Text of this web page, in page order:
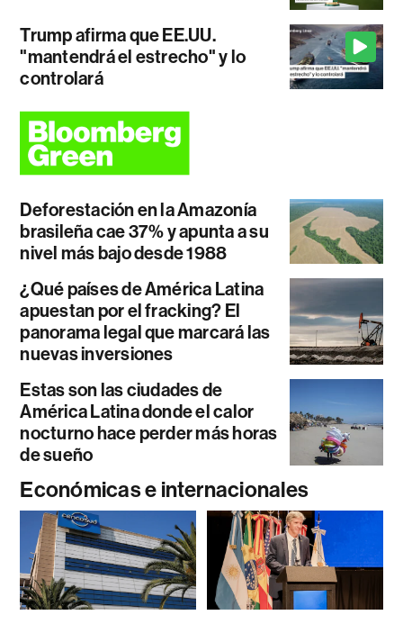
Trump afirma que EE.UU.
"mantendrá el estrecho" y lo
controlará
Deforestación en la Amazonía
brasileña cae 37% y apunta a su
nivel más bajo desde 1988
¿Qué países de América Latina
apuestan por el fracking? El
panorama legal que marcará las
nuevas inversiones
Estas son las ciudades de
América Latina donde el calor
nocturno hace perder más horas
de sueño
Económicas e internacionales